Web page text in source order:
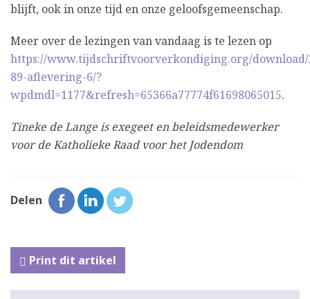
blijft, ook in onze tijd en onze geloofsgemeenschap.
Meer over de lezingen van vandaag is te lezen op
https://www.tijdschriftvoorverkondiging.org/download/
89-aflevering-6/?
wpdmdl=1177&refresh=65366a77774f61698065015.
Tineke de Lange is exegeet en beleidsmedewerker
voor de Katholieke Raad voor het Jodendom
Delen
Print dit artikel